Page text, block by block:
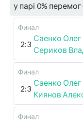
у парі 0% перемог
Финал
2:3
Саенко
Сериков
Финал
2:3
Саенко
Киянов
Финал